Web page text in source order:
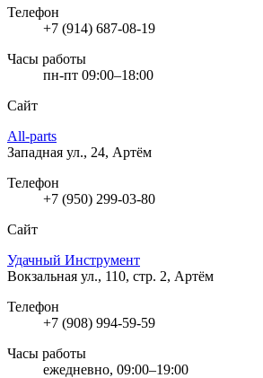
Телефон
+7 (914) 687-08-19
Часы работы
пн-пт 09:00–18:00
Сайт
All-parts
Западная ул., 24, Артём
Телефон
+7 (950) 299-03-80
Сайт
Удачный Инструмент
Вокзальная ул., 110, стр. 2, Артём
Телефон
+7 (908) 994-59-59
Часы работы
ежедневно, 09:00–19:00